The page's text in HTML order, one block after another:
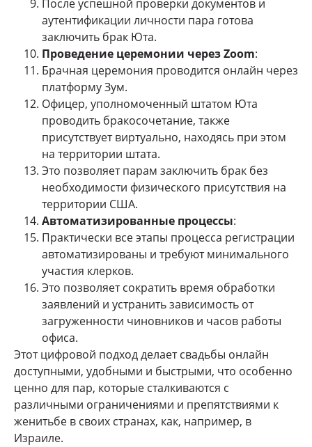
После успешной проверки документов и
аутентификации личности пара готова
заключить брак Юта.
Проведение церемонии через Zoom:
Брачная церемония проводится онлайн через
платформу Зум.
Офицер, уполномоченный штатом Юта
проводить бракосочетание, также
присутствует виртуально, находясь при этом
на территории штата.
Это позволяет парам заключить брак без
необходимости физического присутствия на
территории США.
Автоматизированные процессы:
Практически все этапы процесса регистрации
автоматизированы и требуют минимального
участия клерков.
Это позволяет сократить время обработки
заявлений и устранить зависимость от
загруженности чиновников и часов работы
офиса.
Этот цифровой подход делает свадьбы онлайн
доступными, удобными и быстрыми, что особенно
ценно для пар, которые сталкиваются с
различными ограничениями и препятствиями к
женитьбе в своих странах, как, например, в
Израиле.